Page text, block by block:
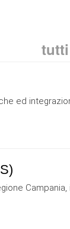
ed